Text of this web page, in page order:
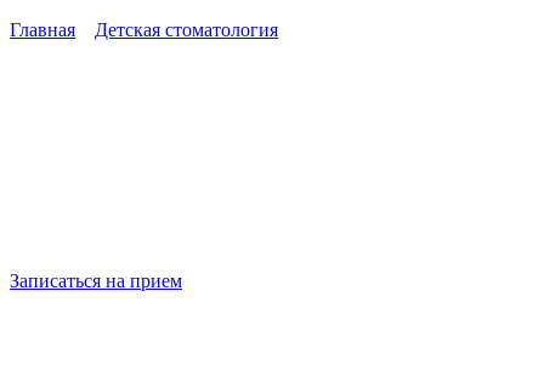
Главная Детская стоматология
Записаться на прием